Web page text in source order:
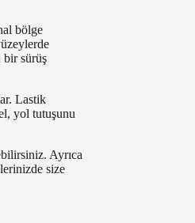
bölge
bir sürüş
Lastik
yol tutuşunu
Ayrıca
size